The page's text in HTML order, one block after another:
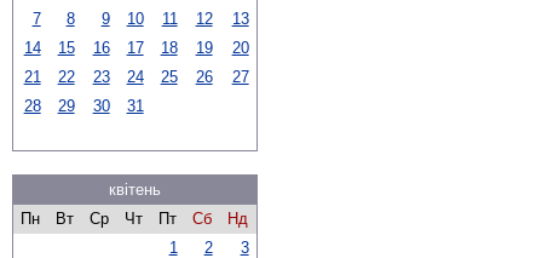
7
8 9 10 11 12
13
14
15 16 17 18 19
20
21
22 23 24 25 26
27
28
29 30 31
квітень
Пн
Вт Ср Чт Пт Сб
Нд
1
2
3